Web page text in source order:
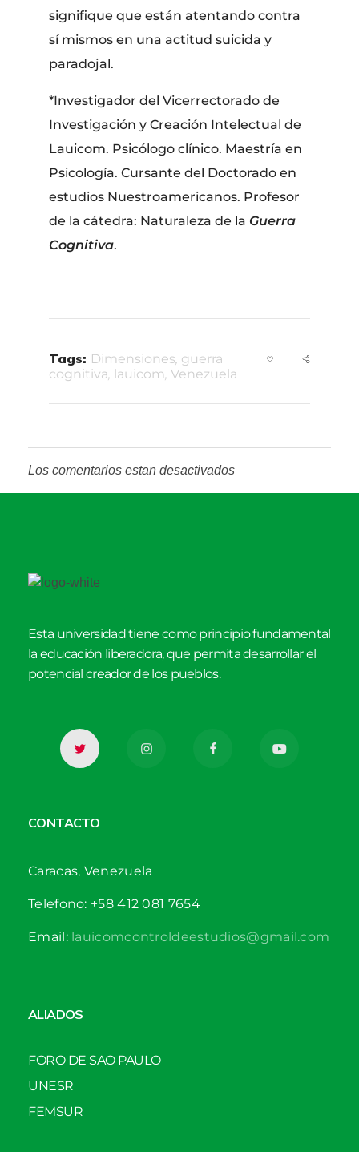
signifique que están atentando contra
sí mismos en una actitud suicida y
paradojal.
*Investigador del Vicerrectorado de
Investigación y Creación Intelectual de
Lauicom. Psicólogo clínico. Maestría en
Psicología. Cursante del Doctorado en
estudios Nuestroamericanos. Profesor
de la cátedra: Naturaleza de la Guerra
Cognitiva.
Tags: Dimensiones guerra
cognitiva lauicom ,Venezuela
Los comentarios estan desactivados
Esta universidad tiene como principio fundamental
la educación liberadora, que permita desarrollar el
potencial creador de los pueblos.
CONTACTO
Caracas, Venezuela
Telefono: +58 412 081 7654
Email:lauicomcontroldeestudios@gmail.com
ALIADOS
FORO DE SAO PAULO
UNESR
FEMSUR